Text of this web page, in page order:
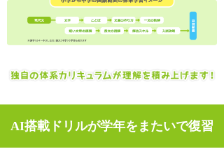
AI搭載ドリルが学年をまたいで復習